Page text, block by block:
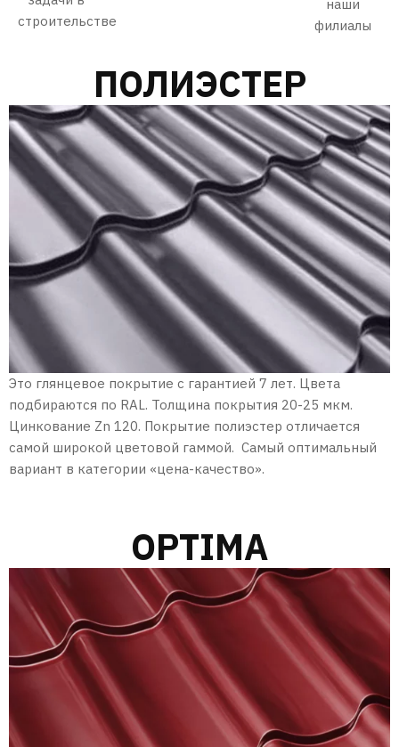
строительстве
наши
филиалы
ПОЛИЭСТЕР
Это глянцевое покрытие с гарантией 7 лет. Цвета
подбираются по RAL. Толщина покрытия 20-25 мкм.
Цинкование Zn 120. Покрытие полиэстер отличается
самой широкой цветовой гаммой. Самый оптимальный
вариант в категории «цена-качество».
OPTIMA